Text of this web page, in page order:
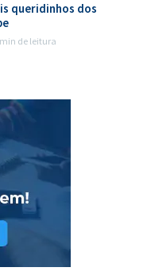
queridinhos dos
de leitura